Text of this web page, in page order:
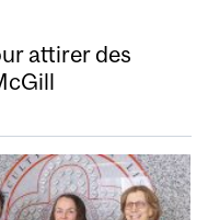
attirer des